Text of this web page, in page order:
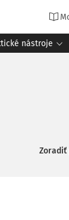
nástroje
Zoradiť